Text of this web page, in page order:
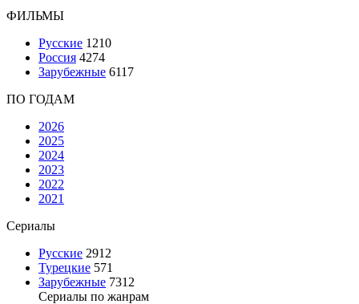
ФИЛЬМЫ
Русские 1210
Россия 4274
Зарубежные 6117
ПО ГОДАМ
2026
2025
2024
2023
2022
2021
Сериалы
Русские 2912
Турецкие 571
Зарубежные 7312
Сериалы по жанрам